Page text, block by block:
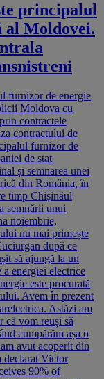
principalul
al Moldovei.
furnizor de energie
Moldova cu
contractele
contractului de
furnizor de
de stat
și semnarea unei
din România, în
timp Chișinăul
semnării unui
noiembrie,
nu mai primește
după ce
să ajungă la un
a energiei electrice
este procurată
Avem în prezent
Astăzi am
că vom reuși să
cumpărăm așa o
avut acoperit din
declarat Victor
90% of